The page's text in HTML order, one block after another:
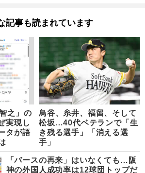
記事も読まれています
之」の
実現し
タが語
鳥谷、糸井、福留、そして
松坂…40代ベテランで「生
き残る選手」「消える選
手」
「バースの再来」はいなくても…阪
神の外国人成功率は12球団トップだ